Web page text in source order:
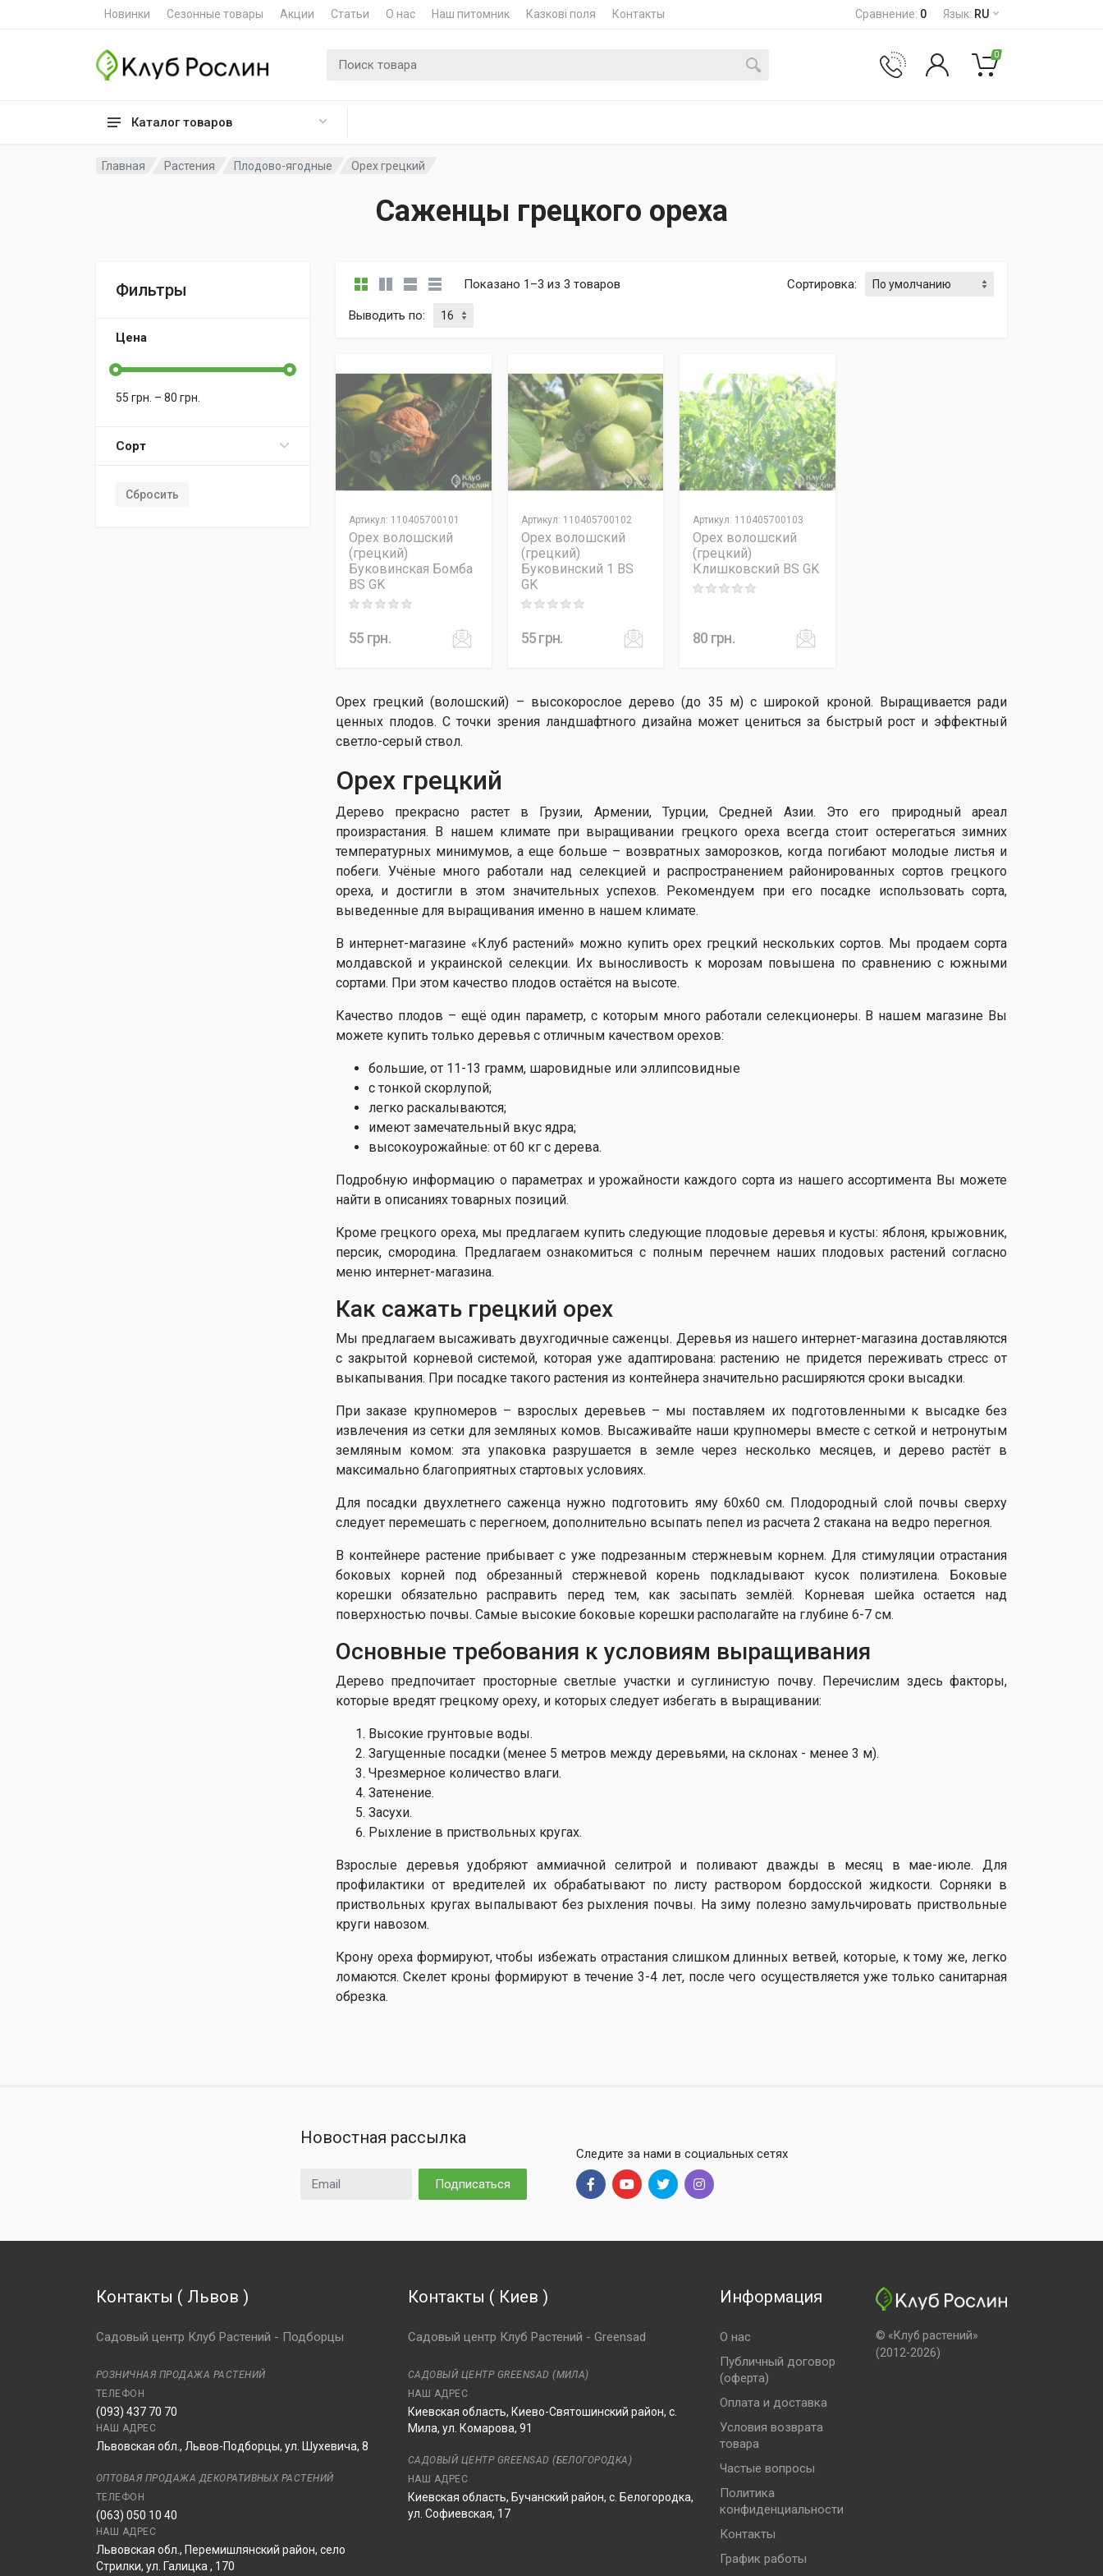
Новинки Сезонные товары Акции Статьи О нас Наш питомник Казкові поля Контакты Сравнение: 0 Язык: RU
Каталог товаров
Поиск для 0
Главная Растения Плодово-ягодные Орех грецкий
Саженцы грецкого ореха
Фильтры
Цена
55 грн. – 80 грн.
Сорт
Сбросить
Показано 1–3 из 3 товаров Сортировка:
Выводить по:
Артикул: 110405700101
Орех волошский
(грецкий)
Буковинская Бомба
BS GK
Rating: 0 out of 5
55 грн.
Артикул: 110405700102
Орех волошский
(грецкий)
Буковинский 1 BS
GK
Rating: 0 out of 5
55грн.
Артикул: 110405700103
Орех волошский
(грецкий)
Клишковский BS GK
Rating: 0 out of 5
80 грн.
Орех грецкий (волошский) – высокорослое дерево (до 35 м) с широкой кроной. Выращивается ради
ценных плодов. С точки зрения ландшафтного дизайна может цениться за быстрый рост и эффектный
светло-серый ствол.
Орех грецкий
Дерево прекрасно растет в Грузии, Армении, Турции, Средней Азии. Это его природный ареал
произрастания. В нашем климате при выращивании грецкого ореха всегда стоит остерегаться зимних
температурных минимумов, а еще больше – возвратных заморозков, когда погибают молодые листья и
побеги. Учёные много работали над селекцией и распространением районированных сортов грецкого
ореха, и достигли в этом значительных успехов. Рекомендуем при его посадке использовать сорта,
выведенные для выращивания именно в нашем климате.
В интернет-магазине «Клуб растений» можно купить орех грецкий нескольких сортов. Мы продаем сорта
молдавской и украинской селекции. Их выносливость к морозам повышена по сравнению с южными
сортами. При этом качество плодов остаётся на высоте.
Качество плодов – ещё один параметр, с которым много работали селекционеры. В нашем магазине Вы
можете купить только деревья с отличным качеством орехов:
большие, от 11-13 грамм, шаровидные или эллипсовидные
с тонкой скорлупой;
легко раскалываются;
имеют замечательный вкус ядра;
высокоурожайные: от 60 кг с дерева.
Подробную информацию о параметрах и урожайности каждого сорта из нашего ассортимента Вы можете
найти в описаниях товарных позиций.
Кроме грецкого ореха, мы предлагаем купить следующие плодовые деревья и кусты: яблоня, крыжовник,
персик, смородина. Предлагаем ознакомиться с полным перечнем наших плодовых растений согласно
меню интернет-магазина.
Как сажать грецкий орех
Мы предлагаем высаживать двухгодичные саженцы. Деревья из нашего интернет-магазина доставляются
с закрытой корневой системой, которая уже адаптирована: растению не придется переживать стресс от
выкапывания. При посадке такого растения из контейнера значительно расширяются сроки высадки.
При заказе крупномеров – взрослых деревьев – мы поставляем их подготовленными к высадке без
извлечения из сетки для земляных комов. Высаживайте наши крупномеры вместе с сеткой и нетронутым
земляным комом: эта упаковка разрушается в земле через несколько месяцев, и дерево растёт в
максимально благоприятных стартовых условиях.
Для посадки двухлетнего саженца нужно подготовить яму 60х60 см. Плодородный слой почвы сверху
следует перемешать с перегноем, дополнительно всыпать пепел из расчета 2 стакана на ведро перегноя.
В контейнере растение прибывает с уже подрезанным стержневым корнем. Для стимуляции отрастания
боковых корней под обрезанный стержневой корень подкладывают кусок полиэтилена. Боковые
корешки обязательно расправить перед тем, как засыпать землёй. Корневая шейка остается над
поверхностью почвы. Самые высокие боковые корешки располагайте на глубине 6-7 см.
Основные требования к условиям выращивания
Дерево предпочитает просторные светлые участки и суглинистую почву. Перечислим здесь факторы,
которые вредят грецкому ореху, и которых следует избегать в выращивании:
Высокие грунтовые воды.
Загущенные посадки (менее 5 метров между деревьями, на склонах - менее 3 м).
Чрезмерное количество влаги.
Затенение.
Засухи.
Рыхление в приствольных кругах.
Взрослые деревья удобряют аммиачной селитрой и поливают дважды в месяц в мае-июле. Для
профилактики от вредителей их обрабатывают по листу раствором бордосской жидкости. Сорняки в
приствольных кругах выпалывают без рыхления почвы. На зиму полезно замульчировать приствольные
круги навозом.
Крону ореха формируют, чтобы избежать отрастания слишком длинных ветвей, которые, к тому же, легко
ломаются. Скелет кроны формируют в течение 3-4 лет, после чего осуществляется уже только санитарная
обрезка.
Новостная рассылка
Email адрес Подписаться
Следите за нами в социальных сетях
Контакты ( Львов )
Садовый центр Клуб Растений - Подборцы
РОЗНИЧНАЯ ПРОДАЖА РАСТЕНИЙ
ТЕЛЕФОН
(093) 437 70 70
НАШ АДРЕС
Львовская обл., Львов-Подборцы, ул. Шухевича, 8
ОПТОВАЯ ПРОДАЖА ДЕКОРАТИВНЫХ РАСТЕНИЙ
ТЕЛЕФОН
(063) 050 10 40
НАШ АДРЕС
Львовская обл., Перемишлянский район, село
Стрилки, ул. Галицка , 170
Контакты ( Киев )
Садовый центр Клуб Растений - Greensad
САДОВЫЙ ЦЕНТР GREENSAD (МИЛА)
НАШ АДРЕС
Киевская область, Киево-Святошинский район, с.
Мила, ул. Комарова, 91
САДОВЫЙ ЦЕНТР GREENSAD (БЕЛОГОРОДКА)
НАШ АДРЕС
Киевская область, Бучанский район, с. Белогородка,
ул. Софиевская, 17
Информация
О нас
Публичный договор
(оферта)
Оплата и доставка
Условия возврата
товара
Частые вопросы
Политика
конфиденциальности
Контакты
График работы
© «Клуб растений»
(2012-2026)